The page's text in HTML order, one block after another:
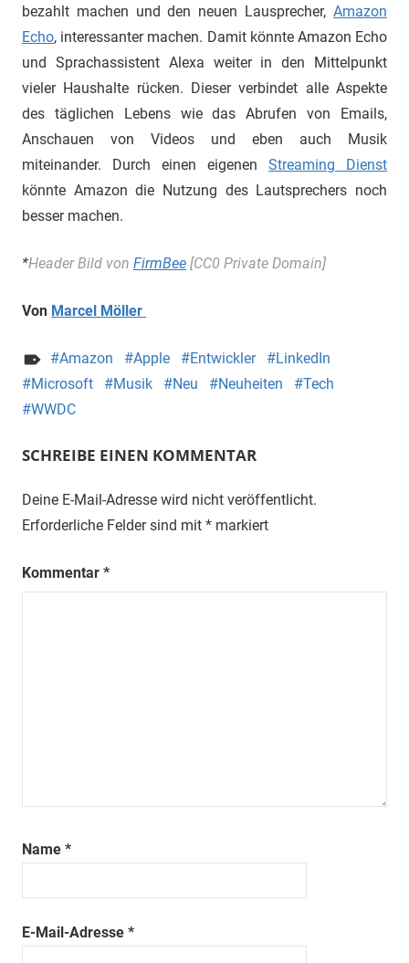
bezahlt machen und den neuen Lausprecher, Amazon
Echo, interessanter machen. Damit könnte Amazon Echo
und Sprachassistent Alexa weiter in den Mittelpunkt
vieler Haushalte rücken. Dieser verbindet alle Aspekte
des täglichen Lebens wie das Abrufen von Emails,
Anschauen von Videos und eben auch Musik
miteinander. Durch einen eigenen Streaming Dienst
könnte Amazon die Nutzung des Lautsprechers noch
besser machen.
*Header Bild von FirmBee [CC0 Private Domain]
Von Marcel Möller
Amazon Apple Entwickler
LinkedIn
Microsoft
Musik Neu Neuheiten
Tech
WWDC
SCHREIBE EINEN KOMMENTAR
Deine E-Mail-Adresse wird nicht veröffentlicht.
Erforderliche Felder sind mit * markiert
Kommentar *
Name *
E-Mail-Adresse *